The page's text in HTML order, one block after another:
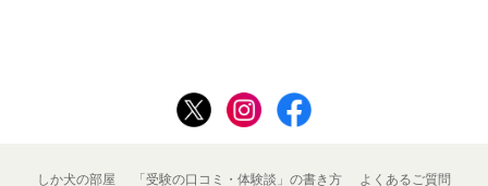
しか犬の部屋 「受験の口コミ・体験談」の書き方 よくあるご質問